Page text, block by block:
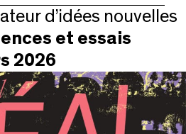
d’idées nouvelles
et essais
2026